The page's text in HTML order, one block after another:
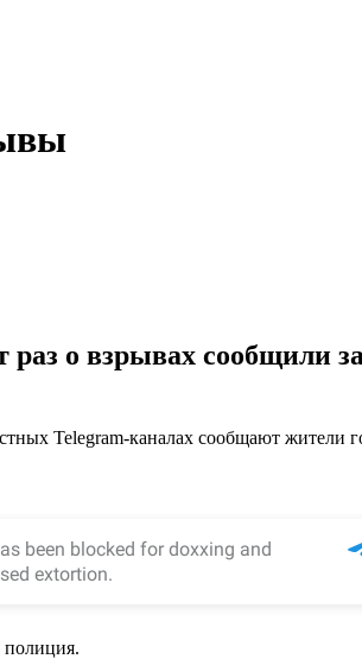
о взрывах сообщили
Telegram-каналах сообщают жители
полиция.